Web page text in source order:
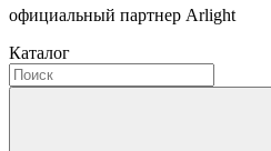
официальный партнер Arlight
Каталог